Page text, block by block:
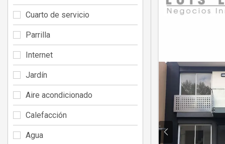
Cuarto de servicio
Parrilla
Internet
Jardín
Aire acondicionado
Calefacción
Agua